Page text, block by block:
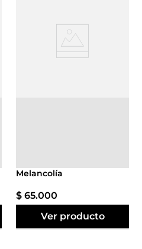
Melancolía
$ 65.000
Ver producto